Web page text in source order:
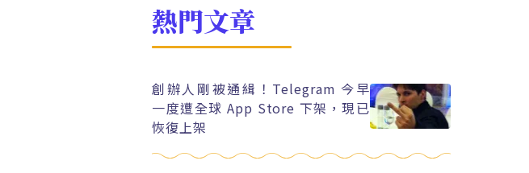
熱門文章
創辦人剛被通緝！Telegram 今早
一度遭全球 App Store 下架，現已
恢復上架